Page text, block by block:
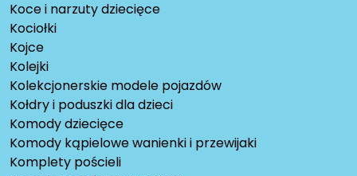
Koce i narzuty dziecięce
Kociołki
Kojce
Kolejki
Kolekcjonerskie modele pojazdów
Kołdry i poduszki dla dzieci
Komody dziecięce
Komody kąpielowe wanienki i przewijaki
Komplety pościeli